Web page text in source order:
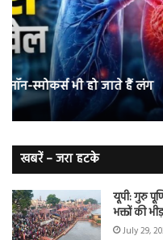
तंबाकू
छोड़ने
की
संभावना
50%
तक
बढ़ी
July 27, 2026
योग करने वालों में तंबाकू
खबरें – जरा हटके
यूपी: गुरु
भक्तों की भीड़
July 29,